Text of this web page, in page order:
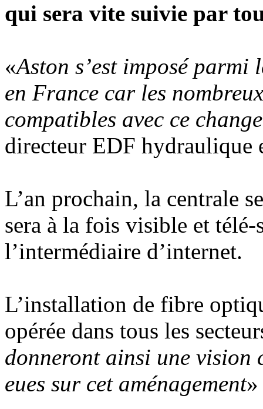
qui sera vite suivie par
«Aston s’est imposé
en France car les
compatibles avec ce
directeur EDF hydraulique
L’an prochain, la centrale
sera à la fois visible et
l’intermédiaire d’internet.
L’installation de fibre
opérée dans tous les
donneront ainsi une vision
eues sur cet aménagement